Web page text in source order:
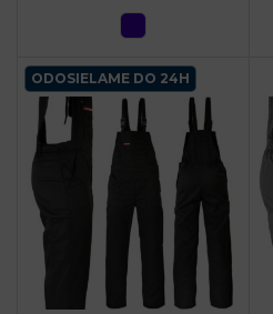
ODOSIELAME DO 24H